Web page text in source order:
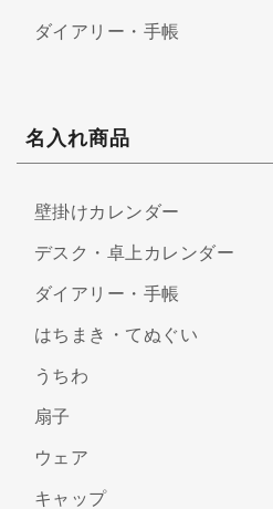
ダイアリー・手帳
名入れ商品
壁掛けカレンダー
デスク・卓上カレンダー
ダイアリー・手帳
はちまき・てぬぐい
うちわ
扇子
ウェア
キャップ